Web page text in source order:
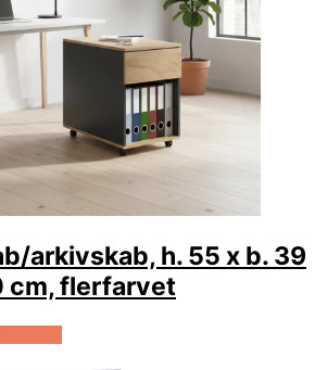
arkivskab, h. 55 x b. 39
cm, flerfarvet